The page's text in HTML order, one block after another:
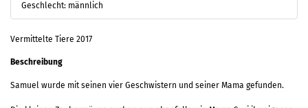
Geschlecht: männlich
Vermittelte Tiere 2017
Beschreibung
Samuel wurde mit seinen vier Geschwistern und seiner Mama gefunden.